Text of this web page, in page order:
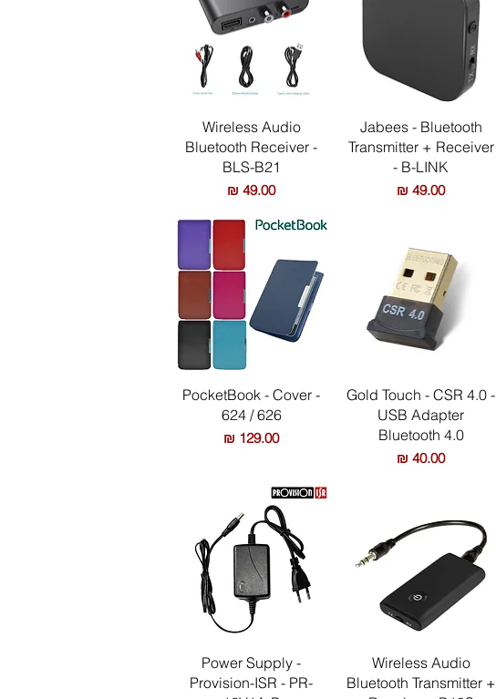
תצוגה מהירה
Jabees - Bluetooth
Transmitter + Receiver
- B-LINK
מחיר‏49.00 ‏₪
תצוגה מהירה
Wireless Audio
Bluetooth Receiver -
BLS-B21
מחיר‏49.00 ‏₪
תצוגה מהירה
Gold Touch - CSR 4.0 -
USB Adapter
Bluetooth 4.0
מחיר‏40.00 ‏₪
תצוגה מהירה
PocketBook - Cover -
624 / 626
מחיר‏129.00 ‏₪
תצוגה מהירה
Wireless Audio
Bluetooth Transmitter +
תצוגה מהירה
Power Supply -
Provision-ISR - PR-